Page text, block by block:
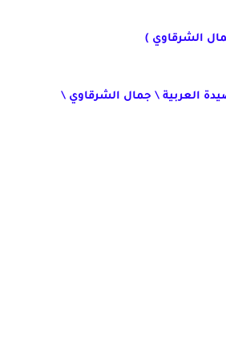
الشرقاوي )
العربية \ جمال الشرقاوي \